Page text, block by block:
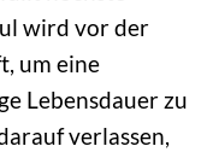
wird vor der
um eine
Lebensdauer zu
verlassen,